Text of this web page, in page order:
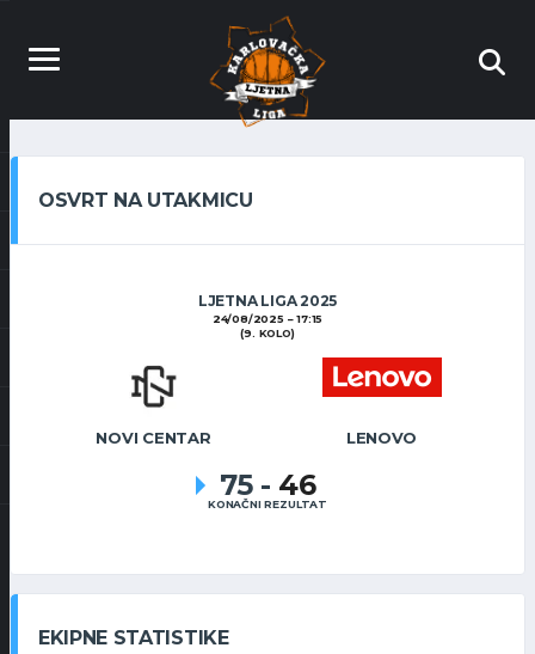
OSVRT NA UTAKMICU
LJETNA LIGA 2025
24/08/2025
17:15
(9. KOLO)
NOVI CENTAR LENOVO
75 - 46
KONAČNI REZULTAT
EKIPNE STATISTIKE